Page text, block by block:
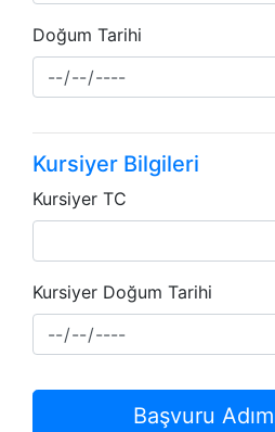
Doğum Tarihi
Kursiyer Bilgileri
Kursiyer TC
Kursiyer Doğum Tarihi
Başvuru